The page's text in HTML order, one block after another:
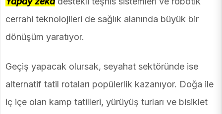
cerrahi teknolojileri de sağlık alanında büyük bir
dönüşüm yaratıyor.
Geçiş yapacak olursak, seyahat sektöründe ise
alternatif tatil rotaları popülerlik kazanıyor. Doğa ile
iç içe olan kamp tatilleri, yürüyüş turları ve bisiklet